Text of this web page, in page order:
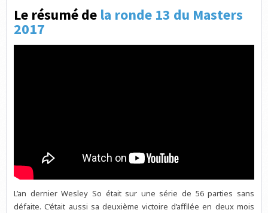
Le résumé de la ronde 13 du Masters
2017
L’an dernier Wesley So était sur une série de 56 parties sans
défaite. C’était aussi sa deuxième victoire d’affilée en deux mois